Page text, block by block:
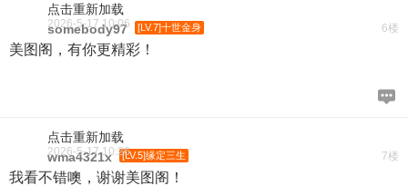
点击重新加载
6楼
somebody97 [LV.7]十世金身
2026-5-17 10:06
美图阁，有你更精彩！
点击重新加载
7楼
wma4321x [LV.5]缘定三生
2026-5-17 10:26
我看不错噢，谢谢美图阁！